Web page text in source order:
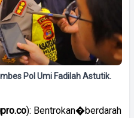
Pol Umi Fadilah Astutik.
): Bentrokan�berdarah